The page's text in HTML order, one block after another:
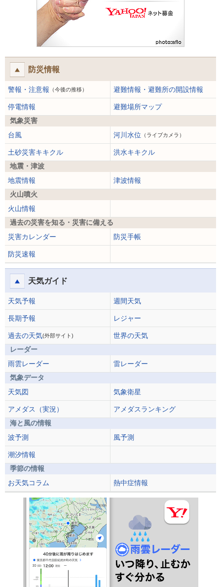
防災情報
警報・注意報 （今後の推移） 避難情報・避難所の開設情報
停電情報
避難場所マップ
気象災害
台風
河川水位 （ライブカメラ）
土砂災害キキクル
洪水キキクル
地震・津波
地震情報
津波情報
火山噴火
火山情報
過去の災害を知る・災害に備える
災害カレンダー
防災手帳
防災速報
天気ガイド
天気予報 週間天気
長期予報 レジャー
過去の天気(外部サイト)
世界の天気
レーダー
雨雲レーダー
雷レーダー
気象データ
天気図
気象衛星
アメダス（実況）
アメダスランキング
海と風の情報
波予測
風予測
潮汐情報
季節の情報
お天気コラム
熱中症情報